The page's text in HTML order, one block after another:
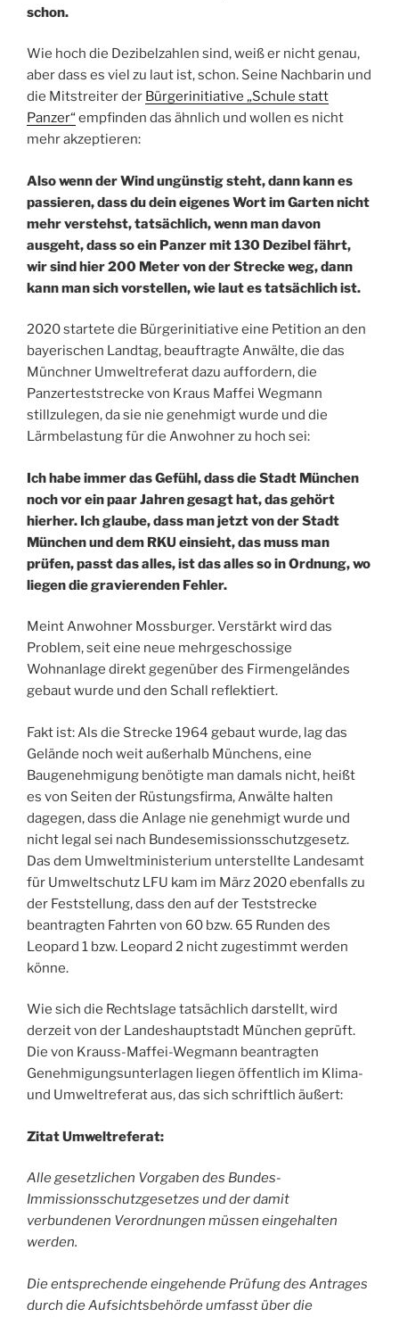
schon.
Wie hoch die Dezibelzahlen sind, weiß er nicht genau,
aber dass es viel zu laut ist, schon. Seine Nachbarin und
die Mitstreiter der Bürgerinitiative „Schule statt
Panzer“ empfinden das ähnlich und wollen es nicht
mehr akzeptieren:
Also wenn der Wind ungünstig steht, dann kann es
passieren, dass du dein eigenes Wort im Garten nicht
mehr verstehst, tatsächlich, wenn man davon
ausgeht, dass so ein Panzer mit 130 Dezibel fährt,
wir sind hier 200 Meter von der Strecke weg, dann
kann man sich vorstellen, wie laut es tatsächlich ist.
2020 startete die Bürgerinitiative eine Petition an den
bayerischen Landtag, beauftragte Anwälte, die das
Münchner Umweltreferat dazu auffordern, die
Panzerteststrecke von Kraus Maffei Wegmann
stillzulegen, da sie nie genehmigt wurde und die
Lärmbelastung für die Anwohner zu hoch sei:
Ich habe immer das Gefühl, dass die Stadt München
noch vor ein paar Jahren gesagt hat, das gehört
hierher. Ich glaube, dass man jetzt von der Stadt
München und dem RKU einsieht, das muss man
prüfen, passt das alles, ist das alles so in Ordnung, wo
liegen die gravierenden Fehler.
Meint Anwohner Mossburger. Verstärkt wird das
Problem, seit eine neue mehrgeschossige
Wohnanlage direkt gegenüber des Firmengeländes
gebaut wurde und den Schall reflektiert.
Fakt ist: Als die Strecke 1964 gebaut wurde, lag das
Gelände noch weit außerhalb Münchens, eine
Baugenehmigung benötigte man damals nicht, heißt
es von Seiten der Rüstungsfirma, Anwälte halten
dagegen, dass die Anlage nie genehmigt wurde und
nicht legal sei nach Bundesemissionsschutzgesetz.
Das dem Umweltministerium unterstellte Landesamt
für Umweltschutz LFU kam im März 2020 ebenfalls zu
der Feststellung, dass den auf der Teststrecke
beantragten Fahrten von 60 bzw. 65 Runden des
Leopard 1 bzw. Leopard 2 nicht zugestimmt werden
könne.
Wie sich die Rechtslage tatsächlich darstellt, wird
derzeit von der Landeshauptstadt München geprüft.
Die von Krauss-Maffei-Wegmann beantragten
Genehmigungsunterlagen liegen öffentlich im Klima-
und Umweltreferat aus, das sich schriftlich äußert:
Zitat Umweltreferat:
Alle gesetzlichen Vorgaben des Bundes-
Immissionsschutzgesetzes und der damit
verbundenen Verordnungen müssen eingehalten
werden.
Die entsprechende eingehende Prüfung des Antrages
durch die Aufsichtsbehörde umfasst über die